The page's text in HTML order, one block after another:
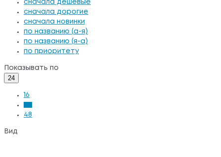
сначала дешевые
сначала дорогие
сначала новинки
по названию (а-я)
по названию (я-а)
по приоритету
Показывать по
24
16
48
Вид